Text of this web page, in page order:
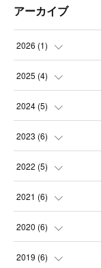
アーカイブ
2026 (1)
( )
2025 (4)
( )
( )
(
(
2024 (5)
( )
( )
(
(
2023 (6)
( )
( )
(
(
2022 (5)
( )
( )
(
2021 (6)
( )
( )
2020 (6)
( )
2019 (6)